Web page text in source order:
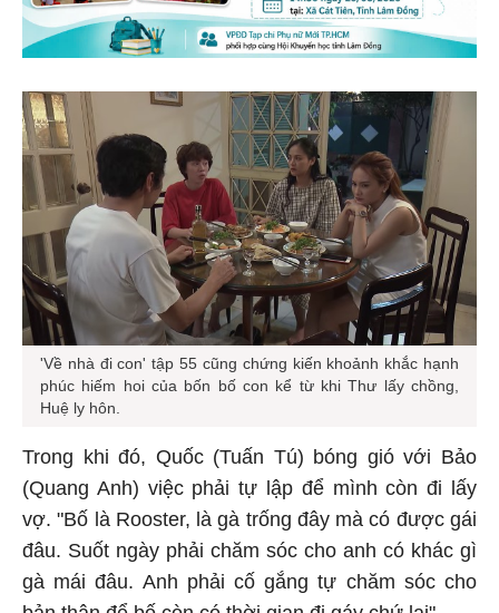
'Về nhà đi con' tập 55 cũng chứng kiến khoảnh khắc hạnh
phúc hiếm hoi của bốn bố con kể từ khi Thư lấy chồng,
Huệ ly hôn.
Trong khi đó, Quốc (Tuấn Tú) bóng gió với Bảo
(Quang Anh) việc phải tự lập để mình còn đi lấy
vợ. "Bố là Rooster, là gà trống đây mà có được gái
đâu. Suốt ngày phải chăm sóc cho anh có khác gì
gà mái đâu. Anh phải cố gắng tự chăm sóc cho